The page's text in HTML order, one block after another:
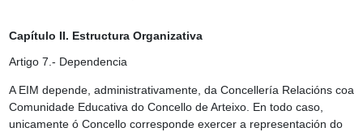
Capítulo II. Estructura Organizativa
Artigo 7.- Dependencia
A EIM depende, administrativamente, da Concellería Relacións coa
Comunidade Educativa do Concello de Arteixo. En todo caso,
unicamente ó Concello corresponde exercer a representación do